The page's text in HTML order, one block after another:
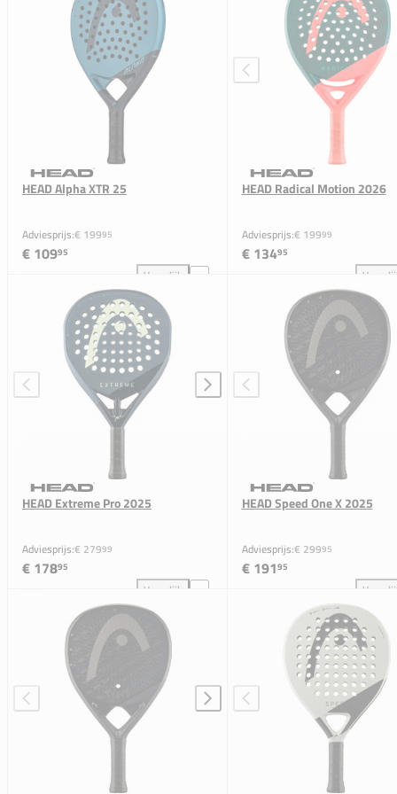
HEAD Alpha XTR 25
Adviesprijs:€ 19995
€ 10995
Vergelijk
HEAD Alpha XTR 25 toevoegen aan vergelijking
HEAD Radical Motion 2026
Adviesprijs:€ 19999
€ 13495
HEAD Extreme Pro 2025
Adviesprijs:€ 27999
€ 17895
Vergelijk
HEAD Extreme Pro 2025 toevoegen aan
HEAD Speed One X 2025
Adviesprijs:€ 29995
€ 19195